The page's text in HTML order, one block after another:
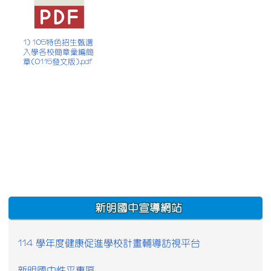
1) 105特色招生甄選
入學各校簡章彙編簡
章(0115發文版).pdf
:::
新明國中宣導網站
114 學年度健康促進學校計畫輔導訪視平台